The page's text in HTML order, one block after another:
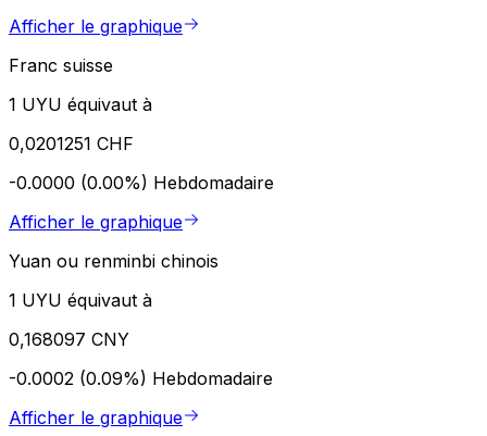
Afficher le graphique
Franc suisse
1 UYU équivaut à
0,0201251 CHF
-0.0000 (0.00%) Hebdomadaire
Afficher le graphique
Yuan ou renminbi chinois
1 UYU équivaut à
0,168097 CNY
-0.0002 (0.09%) Hebdomadaire
Afficher le graphique